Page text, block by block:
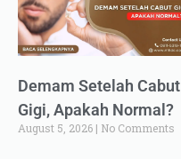
Demam Setelah Cabut
Gigi, Apakah Normal?
August 5, 2026 No Comments